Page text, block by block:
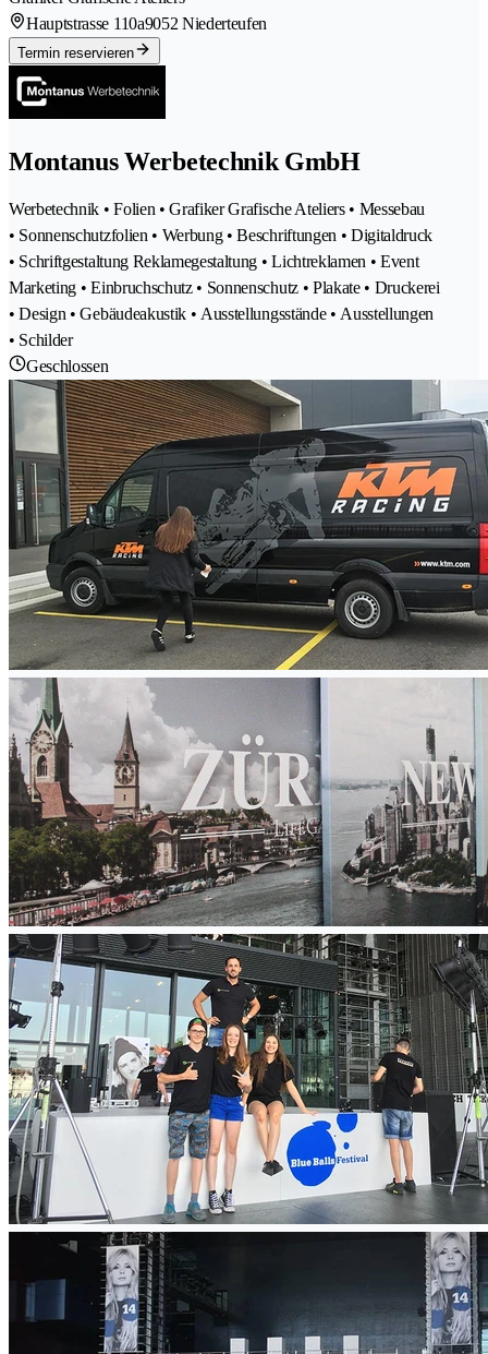
Hauptstrasse 110a9052 Niederteufen
Termin reservieren
Montanus Werbetechnik GmbH
Werbetechnik • Folien • Grafiker Grafische Ateliers • Messebau
• Sonnenschutzfolien • Werbung • Beschriftungen • Digitaldruck
• Schriftgestaltung Reklamegestaltung • Lichtreklamen • Event
Marketing • Einbruchschutz • Sonnenschutz • Plakate • Druckerei
• Design • Gebäudeakustik • Ausstellungsstände • Ausstellungen
• Schilder
Geschlossen